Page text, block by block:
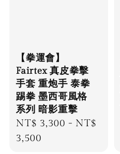
【拳運會】
Fairtex 真皮拳擊
手套 重炮手 泰拳
踢拳 墨西哥風格
系列 暗影重擊
Regular
price
NT$ 3,300 - NT$
3,500